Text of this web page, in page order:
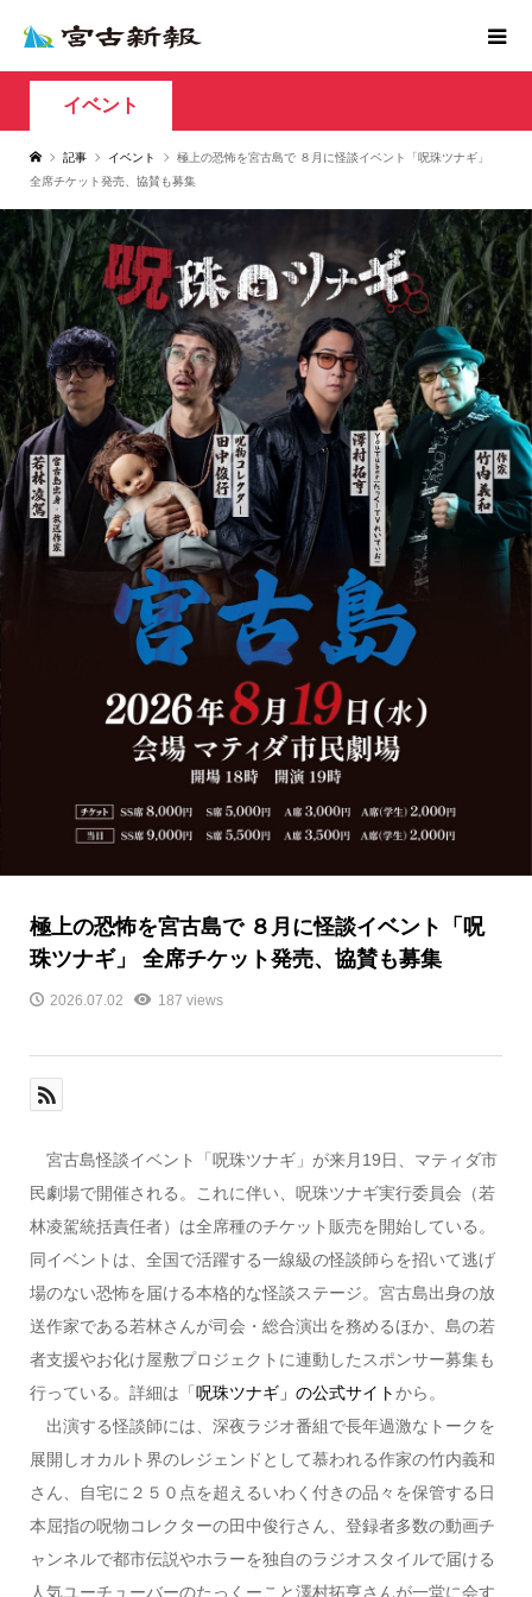
イベント
記事 イベント
極上の恐怖を宮古島で ８月に怪談イベント「呪珠ツナギ」
全席チケット発売、協賛も募集
極上の恐怖を宮古島で ８月に怪談イベント「呪
珠ツナギ」 全席チケット発売、協賛も募集
2026.07.02 187 views
宮古島怪談イベント「呪珠ツナギ」が来月19日、マティダ市
民劇場で開催される。これに伴い、呪珠ツナギ実行委員会（若
林凌駕統括責任者）は全席種のチケット販売を開始している。
同イベントは、全国で活躍する一線級の怪談師らを招いて逃げ
場のない恐怖を届ける本格的な怪談ステージ。宮古島出身の放
送作家である若林さんが司会・総合演出を務めるほか、島の若
者支援やお化け屋敷プロジェクトに連動したスポンサー募集も
行っている。詳細は「 呪珠ツナギ」の公式サイトから。
出演する怪談師には、深夜ラジオ番組で長年過激なトークを
展開しオカルト界のレジェンドとして慕われる作家の竹内義和
さん、自宅に２５０点を超えるいわく付きの品々を保管する日
本屈指の呪物コレクターの田中俊行さん、登録者多数の動画チ
ャンネルで都市伝説やホラーを独自のラジオスタイルで届ける
人気ユーチューバーのたっくーこと澤村拓亨さんが一堂に会す